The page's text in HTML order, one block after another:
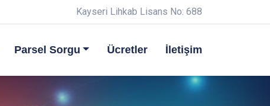
Kayseri Lihkab Lisans No: 688
Parsel Sorgu Ücretler İletişim